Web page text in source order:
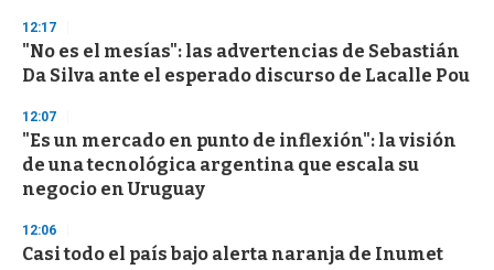
12:17
"No es el mesías": las advertencias de Sebastián
Da Silva ante el esperado discurso de Lacalle Pou
12:07
"Es un mercado en punto de inflexión": la visión
de una tecnológica argentina que escala su
negocio en Uruguay
12:06
Casi todo el país bajo alerta naranja de Inumet